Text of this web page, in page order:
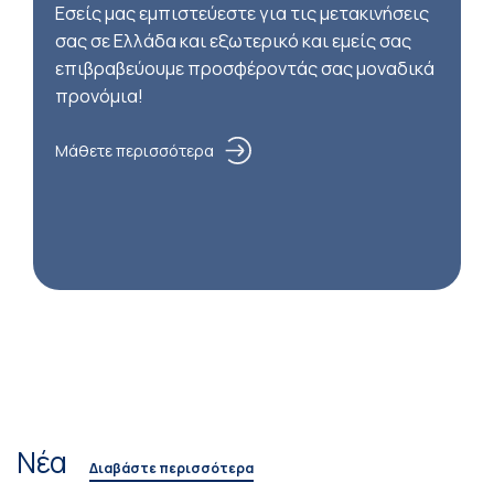
Εσείς μας εμπιστεύεστε για τις μετακινήσεις
σας σε Ελλάδα και εξωτερικό και εμείς σας
επιβραβεύουμε προσφέροντάς σας μοναδικά
προνόμια!
Μάθετε περισσότερα
Νέα Διαβάστε περισσότερα